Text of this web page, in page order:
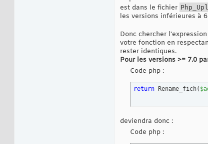
est dans le fichier
les versions inférieures à
Donc chercher l'expression
votre fonction en
rester identiques.
Pour les versions >= 7.0
Code php :
return Rename_fich(
deviendra donc :
Code php :